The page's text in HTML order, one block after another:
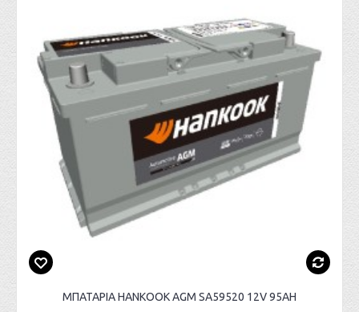
ΜΠΑΤΑΡΙΑ HANKOOK AGM SA59520 12V 95AH